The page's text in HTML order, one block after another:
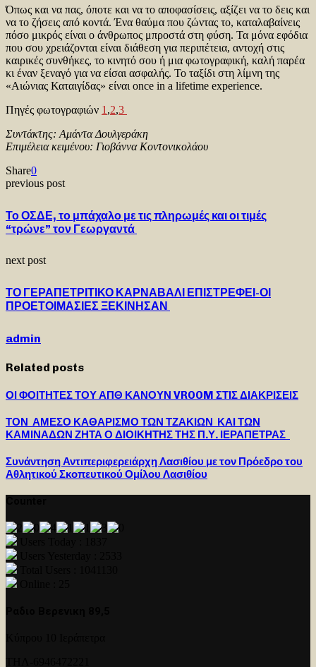
Όπως και να πας, όποτε και να το αποφασίσεις, αξίζει να το δεις και
να το ζήσεις από κοντά. Ένα θαύμα που ζώντας το, καταλαβαίνεις
πόσο μικρός είναι ο άνθρωπος μπροστά στη φύση. Τα μόνα εφόδια
που σου χρειάζονται είναι διάθεση για περιπέτεια, αντοχή στις
καιρικές συνθήκες, το κινητό σου ή μια φωτογραφική, καλή παρέα
κι έναν ξεναγό για να είσαι ασφαλής. Το ταξίδι στη λίμνη της
«Αιώνιας Καταιγίδας» είναι once in a lifetime experience.
Πηγές φωτογραφιών 1 ,2,3
Συντάκτης: Αμάντα Δουλγεράκη
Επιμέλεια κειμένου: Γιοβάννα Κοντονικολάου
Share0
previous post
Το ΟΣΔΕ, το μπάχαλο με τις πληρωμές και οι τιμές
“τρώνε” τον Γεωργαντά
next post
ΤΟ ΓΕΡΑΠΕΤΡΙΤΙΚΟ ΚΑΡΝΑΒΑΛΙ ΕΠΙΣΤΡΕΦΕΙ-ΟΙ
ΠΡΟΕΤΟΙΜΑΣΙΕΣ ΞΕΚΙΝΗΣΑΝ
admin
Related posts
ΟΙ ΦΟΙΤΗΤΕΣ ΤΟΥ ΑΠΘ ΚΑΝΟΥΝ VROOM ΣΤΙΣ ΔΙΑΚΡΙΣΕΙΣ
ΤΟΝ ΑΜΕΣΟ ΚΑΘΑΡΙΣΜΟ ΤΩΝ ΤΖΑΚΙΩΝ ΚΑΙ ΤΩΝ
ΚΑΜΙΝΑΔΩΝ ΖΗΤΑ Ο ΔΙΟΙΚΗΤΗΣ ΤΗΣ Π.Υ. ΙΕΡΑΠΕΤΡΑΣ
Συνάντηση Αντιπεριφερειάρχη Λασιθίου με τον Πρόεδρο του
Αθλητικού Σκοπευτικού Ομίλου Λασιθίου